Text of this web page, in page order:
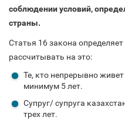
соблюдении условий,
страны.
Статья 16 закона
рассчитывать на это:
Те, кто непрерывно
минимум 5 лет.
Супруг/ супруга
трех лет.